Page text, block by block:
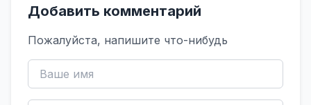
Добавить комментарий
Пожалуйста, напишите что-нибудь